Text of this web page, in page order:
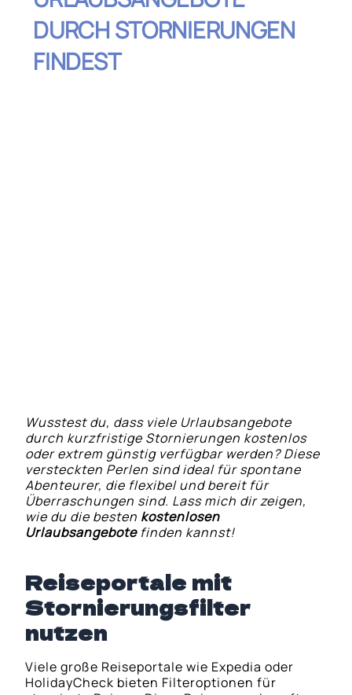
DURCH STORNIERUNGEN
FINDEST
Wusstest du, dass viele Urlaubsangebote
durch kurzfristige Stornierungen kostenlos
oder extrem günstig verfügbar werden? Diese
versteckten Perlen sind ideal für spontane
Abenteurer, die flexibel und bereit für
Überraschungen sind. Lass mich dir zeigen,
wie du die besten kostenlosen
Urlaubsangebotefinden kannst!
Reiseportale mit
Stornierungsfilter
nutzen
Viele große Reiseportale wie Expedia oder
HolidayCheck bieten Filteroptionen für